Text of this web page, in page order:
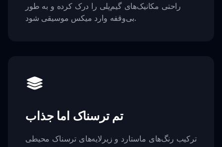
راحتی مکانیک‌های گیم‌پلی را درک کرده و به طور
بی‌وقفه وارد میکس موسیقی شود.
تم ترسناک اما جذاب
ترکیب رنگ‌های ماستارد و زیرلایه‌های ترسناک محیطی